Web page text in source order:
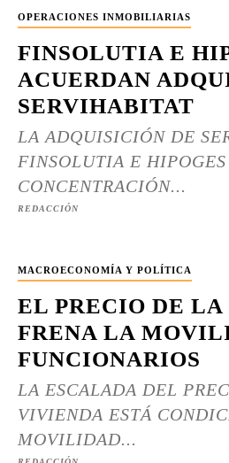
OPERACIONES INMOBILIARIAS
FINSOLUTIA E
ACUERDAN
SERVIHABITAT
LA ADQUISICIÓN DE
FINSOLUTIA E
CONCENTRACIÓN...
REDACCIÓN
MACROECONOMÍA Y POLÍTICA
EL PRECIO DE
FRENA LA
FUNCIONARIOS
LA ESCALADA DEL
VIVIENDA ESTÁ
MOVILIDAD...